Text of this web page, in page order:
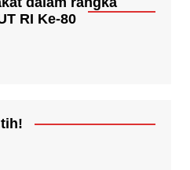
RI Ke-80